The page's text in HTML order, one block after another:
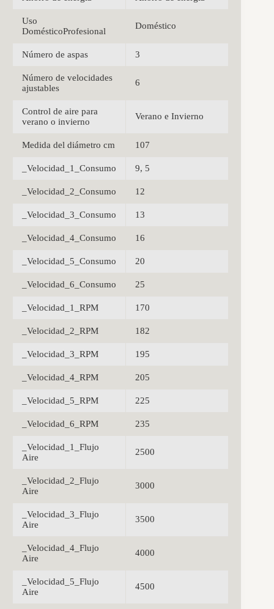
Uso
DomésticoProfesional
Doméstico
Número de aspas 3
Número de velocidades
ajustables
6
Control de aire para
verano o invierno
Verano e Invierno
Medida del diámetro cm 107
_Velocidad_1_Consumo 9, 5
_Velocidad_2_Consumo 12
_Velocidad_3_Consumo 13
_Velocidad_4_Consumo 16
_Velocidad_5_Consumo 20
_Velocidad_6_Consumo 25
_Velocidad_1_RPM 170
_Velocidad_2_RPM 182
_Velocidad_3_RPM 195
_Velocidad_4_RPM 205
_Velocidad_5_RPM 225
_Velocidad_6_RPM 235
_Velocidad_1_Flujo
Aire
2500
_Velocidad_2_Flujo
Aire
3000
_Velocidad_3_Flujo
Aire
3500
_Velocidad_4_Flujo
Aire
4000
_Velocidad_5_Flujo
Aire
4500